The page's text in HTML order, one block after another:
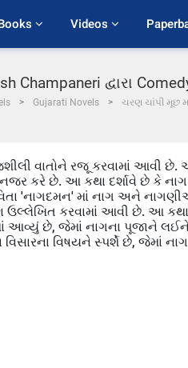
Videos
Champaneri દ્વારા
Gujarati Novels ચરણ ચાંપી મૂછ
વાતોને રજૂ કરવામાં આવી છે.
કરે છે. આ કથા દર્શાવે છે કે નાગ
'નાગદમન' માં નાગ અને
કરવામાં આવી છે. આ
આવ્યું છે, જેમાં નાગના પૂજાને
વિષયને સ્પર્શે છે, જેમાં